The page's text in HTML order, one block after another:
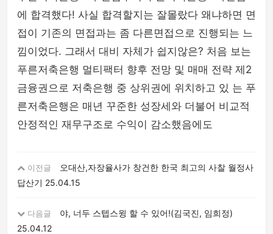
에 합격했다! 사실 합격할지는 잘몰랐다 왜냐하면 면
접이 기존의 면접과는 좀 다른면접으로 진행되는 느
낌이었다. 그래서 대비 자체가 쉽지않은? 처음 보는
푸른저축은행 멀티팩터 향후 전망 및 매매 전략 제2
금융권으로 저축은행 중 상위권에 위치하고 있 는 푸
른저축은행은 매년 꾸준한 성장세와 더불어 비교적
안정적인 재무구조로 수익이 감소했음에도
이전글
오대산,자장율사가 창건한 한국 최고의 사찰 월정사
답산기 25.04.15
다음글
야, 너두 스텝스윙 할 수 있어!(김국진, 임희정)
25.04.12